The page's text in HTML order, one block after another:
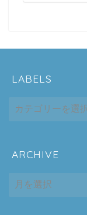
LABELS
ARCHIVE
ARCHIVE